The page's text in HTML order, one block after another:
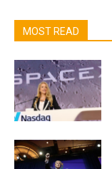
MOST READ